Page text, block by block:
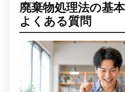
廃棄物処理法の基
よくある質問